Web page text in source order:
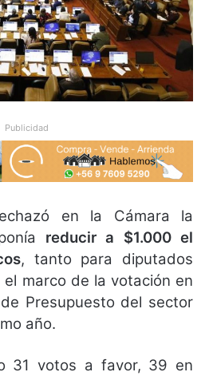
Publicidad
en la Cámara la
reducir a $1.000 el
, tanto para diputados
marco de la votación en
Presupuesto del sector
año.
31 votos a favor, 39 en